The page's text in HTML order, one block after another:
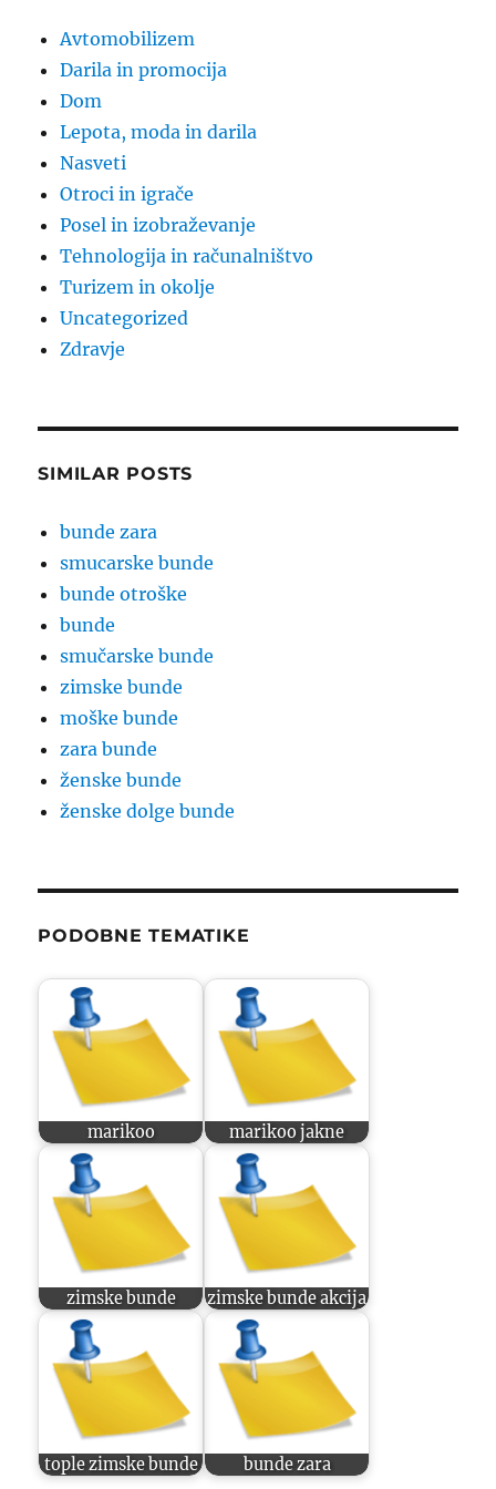
Avtomobilizem
Darila in promocija
Dom
Lepota, moda in darila
Nasveti
Otroci in igrače
Posel in izobraževanje
Tehnologija in računalništvo
Turizem in okolje
Uncategorized
Zdravje
SIMILAR POSTS
bunde zara
smucarske bunde
bunde otroške
bunde
smučarske bunde
zimske bunde
moške bunde
zara bunde
ženske bunde
ženske dolge bunde
PODOBNE TEMATIKE
marikoo marikoo jakne
zimske bunde zimske bunde akcija
tople zimske bunde bunde zara